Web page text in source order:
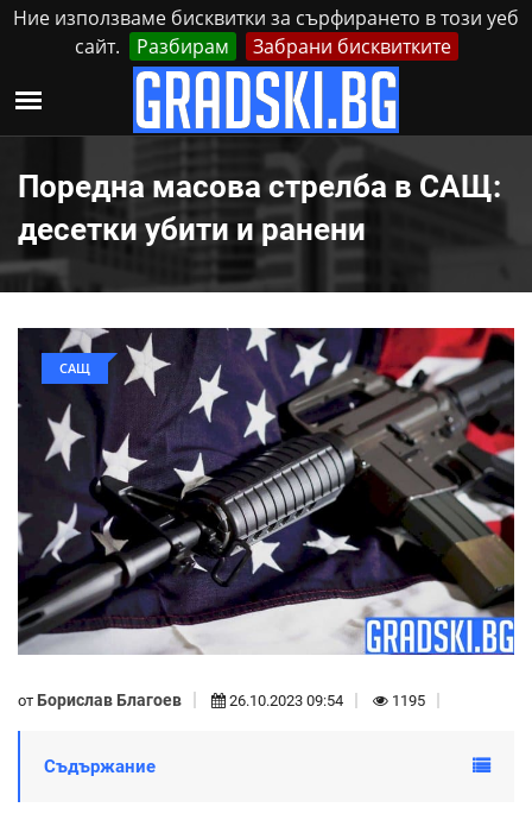
Ние използваме бисквитки за сърфирането в този уеб
сайт.
Разбирам Забрани бисквитките
Неделя, 9 Август, 2026 Реклама Контакти
Поредна масова стрелба в САЩ:
десетки убити и ранени
САЩ
от Борислав Благоев 26.10.2023 09:54 1195
Съдържание